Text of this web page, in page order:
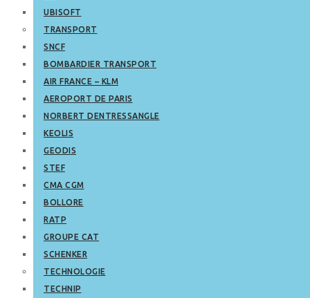
UBISOFT
TRANSPORT
SNCF
BOMBARDIER TRANSPORT
AIR FRANCE – KLM
AEROPORT DE PARIS
NORBERT DENTRESSANGLE
KEOLIS
GEODIS
STEF
CMA CGM
BOLLORE
RATP
GROUPE CAT
SCHENKER
TECHNOLOGIE
TECHNIP